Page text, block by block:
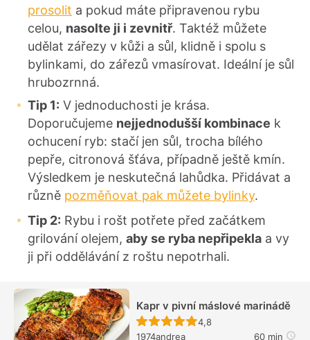
prosolit a pokud máte připravenou rybu
celou, nasolte ji i zevnitř. Taktéž můžete
udělat zářezy v kůži a sůl, klidně i spolu s
bylinkami, do zářezů vmasírovat. Ideální je sůl
hrubozrnná.
Tip 1: V jednoduchosti je krása.
Doporučujeme nejjednodušší kombinace k
ochucení ryb: stačí jen sůl, trocha bílého
pepře, citronová šťáva, případně ještě kmín.
Výsledkem je neskutečná lahůdka. Přidávat a
různě pozměňovat pak můžete bylinky.
Tip 2: Rybu i rošt potřete před začátkem
grilování olejem, aby se ryba nepřipekla a vy
ji při oddělávání z roštu nepotrhali.
Kapr v pivní máslové marinádě
Recept ještě nebyl
4,8
1974andrea
60 min